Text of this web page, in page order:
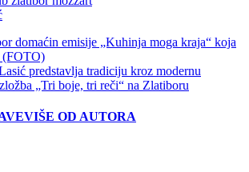
domaćin emisije „Kuhinja moga kraja“ koja
(FOTO)
predstavlja tradiciju kroz modernu
„Tri boje, tri reči“ na Zlatiboru
VIŠE OD AUTORA